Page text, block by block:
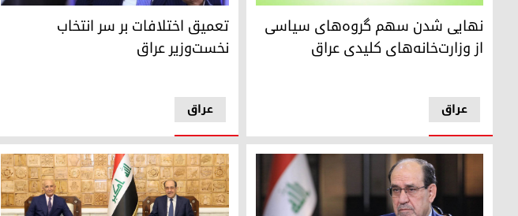
نهایی شدن سهم گروه‌های سیاسی از وزارت‌خانه‌های کلیدی عراق
عراق
نهایی شدن سهم گروه‌های سیاسی
از وزارت‌خانه‌های کلیدی عراق
تعمیق اختلافات بر سر انتخاب نخست‌وزیر عراق
عراق
تعمیق اختلافات بر سر انتخاب
نخست‌وزیر عراق